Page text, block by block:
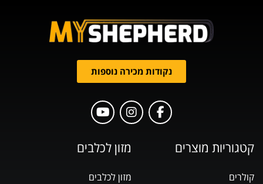
מזון לכלבים
מזון לכלבים
קטגוריות מוצרים
קולרים
נקודות מכירה נוספות